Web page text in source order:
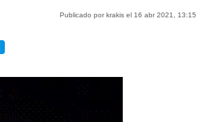
Publicado por krakis el 16 abr 2021, 13:15